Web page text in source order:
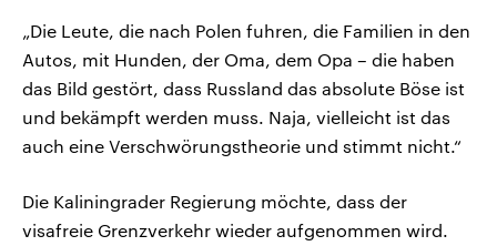
„Die Leute, die nach Polen fuhren, die Familien in den
Autos, mit Hunden, der Oma, dem Opa – die haben
das Bild gestört, dass Russland das absolute Böse ist
und bekämpft werden muss. Naja, vielleicht ist das
auch eine Verschwörungstheorie und stimmt nicht.“
Die Kaliningrader Regierung möchte, dass der
visafreie Grenzverkehr wieder aufgenommen wird.